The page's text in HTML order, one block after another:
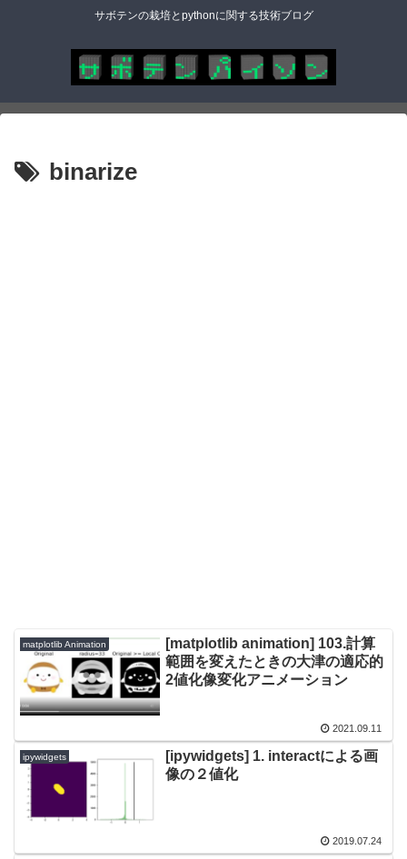
サボテンの栽培とpythonに関する技術ブログ
binarize
matplotlib Animation
[matplotlib animation] 103.計算
範囲を変えたときの大津の適応的
2値化像変化アニメーション
2021.09.11
ipywidgets
[ipywidgets] 1. interactによる画
像の２値化
2019.07.24